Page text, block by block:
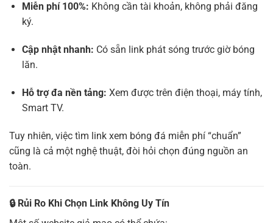
Miễn phí 100%: Không cần tài khoản, không phải đăng
ký.
Cập nhật nhanh: Có sẵn link phát sóng trước giờ bóng
lăn.
Hỗ trợ đa nền tảng: Xem được trên điện thoại, máy tính,
Smart TV.
Tuy nhiên, việc tìm link xem bóng đá miễn phí “chuẩn”
cũng là cả một nghệ thuật, đòi hỏi chọn đúng nguồn an
toàn.
🔒 Rủi Ro Khi Chọn Link Không Uy Tín